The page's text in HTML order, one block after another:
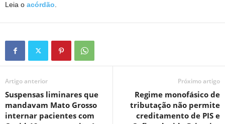
Leia o acórdão
Artigo anterior
Suspensas liminares que
mandavam Mato Grosso
internar pacientes com
Próximo artigo
Regime monofásico de
tributação não permite
creditamento de PIS e